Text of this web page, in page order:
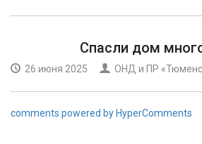
Спасли дом
26 июня 2025 ОНД и ПР
comments powered by HyperComments